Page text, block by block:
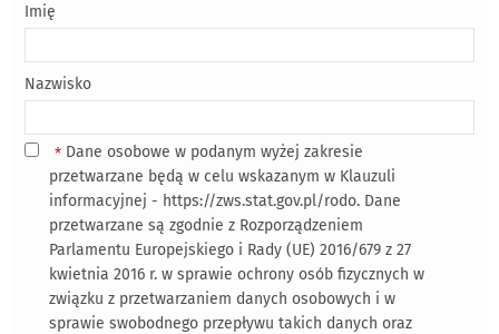
Imię
Nazwisko
* Dane osobowe w podanym wyżej zakresie
przetwarzane będą w celu wskazanym w Klauzuli
informacyjnej - https://zws.stat.gov.pl/rodo. Dane
przetwarzane są zgodnie z Rozporządzeniem
Parlamentu Europejskiego i Rady (UE) 2016/679 z 27
kwietnia 2016 r. w sprawie ochrony osób fizycznych w
związku z przetwarzaniem danych osobowych i w
sprawie swobodnego przepływu takich danych oraz